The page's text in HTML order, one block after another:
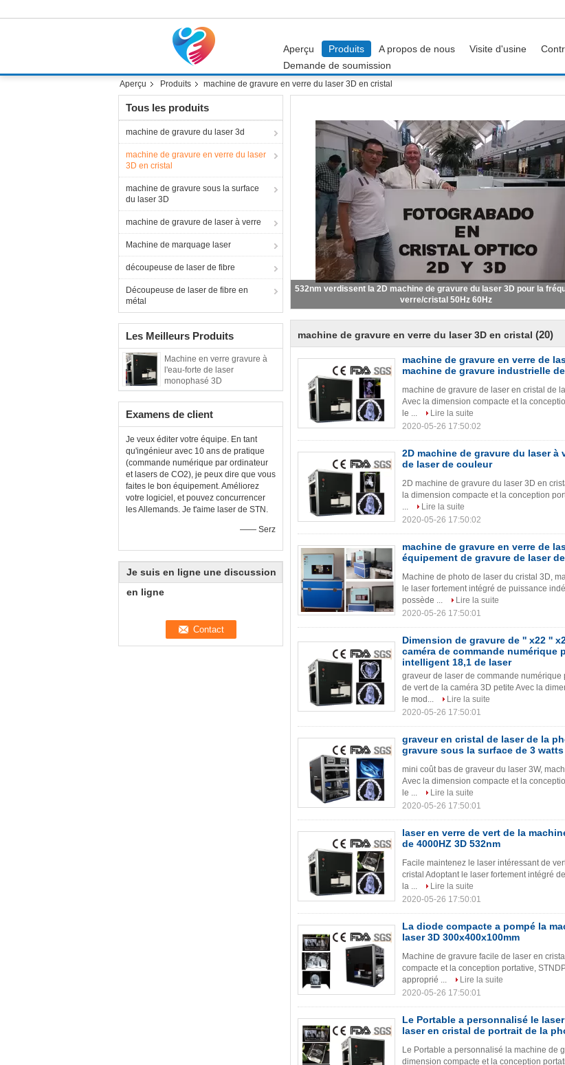
Aperçu Produits A propos de nous Visite d'usine
Demande de soumission
Aperçu Produits machine de gravure en verre du laser 3D en cristal
Tous les produits
machine de gravure du laser 3d
machine de gravure en verre du laser
3D en cristal
machine de gravure sous la surface
du laser 3D
machine de gravure de laser à verre
Machine de marquage laser
découpeuse de laser de fibre
Découpeuse de laser de fibre en
métal
Les Meilleurs Produits
Machine en verre gravure à
l'eau-forte de laser
monophasé 3D
Examens de client
Je veux éditer votre équipe. En tant
qu'ingénieur avec 10 ans de pratique
(commande numérique par ordinateur
et lasers de CO2), je peux dire que vous
faites le bon équipement. Améliorez
votre logiciel, et pouvez concurrencer
les Allemands. Je t'aime laser de STN.
—— Serz
Je suis en ligne une discussion
en ligne
Laser en verre de la machine de gravure de laser en cristal de la
de kiosque 3W actionné
machine de gravure en verre du laser 3D en cristal (20)
machine de gravure en verre de
machine de gravure industrielle
machine de gravure de laser en cristal de
Avec la dimension compacte et la
le ...
Lire la suite
2020-05-26 17:50:02
2D machine de gravure du laser à
de laser de couleur
2D machine de gravure du laser 3D en
la dimension compacte et la conception
...
Lire la suite
2020-05-26 17:50:02
machine de gravure en verre de
équipement de gravure de laser
Machine de photo de laser du cristal 3D,
le laser fortement intégré de puissance
possède ...
Lire la suite
2020-05-26 17:50:01
Dimension de gravure de '' x22 ''
caméra de commande numérique
intelligent 18,1 de laser
graveur de laser de commande
de vert de la caméra 3D petite Avec la
le mod...
Lire la suite
2020-05-26 17:50:01
graveur en cristal de laser de la
gravure sous la surface de 3 watts
mini coût bas de graveur du laser 3W,
Avec la dimension compacte et la
le ...
Lire la suite
2020-05-26 17:50:01
laser en verre de vert de la
de 4000HZ 3D 532nm
Facile maintenez le laser intéressant de
cristal Adoptant le laser fortement intégré
la ...
Lire la suite
2020-05-26 17:50:01
La diode compacte a pompé la
laser 3D 300x400x100mm
Machine de gravure facile de laser en
compacte et la conception portative,
approprié ...
Lire la suite
2020-05-26 17:50:01
Le Portable a personnalisé le
laser en cristal de portrait de la
Le Portable a personnalisé la machine de
dimension compacte et la conception